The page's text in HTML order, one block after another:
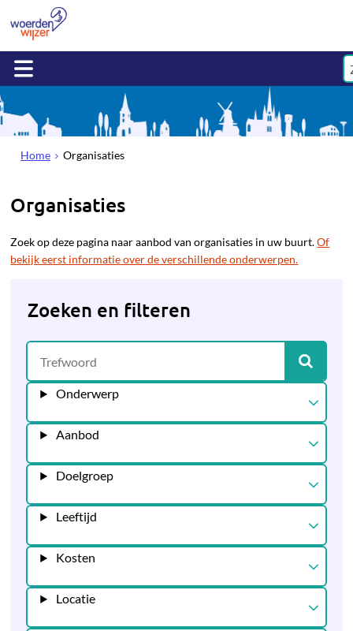
Home Organisaties
Organisaties
Zoek op deze pagina naar aanbod van organisaties in uw buurt.Of
bekijk eerst informatie over de verschillende onderwerpen.
Zoeken en filteren
Onderwerp
Aanbod
Doelgroep
Leeftijd
Kosten
Locatie